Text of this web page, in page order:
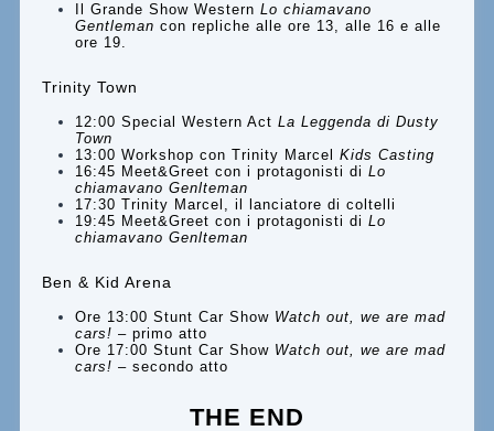
Il Grande Show Western Lo chiamavano
Gentleman con repliche alle ore 13, alle 16 e alle
ore 19.
Trinity Town
12:00 Special Western Act La Leggenda di Dusty
Town
13:00 Workshop con Trinity Marcel Kids Casting
16:45 Meet&Greet con i protagonisti di Lo
chiamavano Genlteman
17:30 Trinity Marcel, il lanciatore di coltelli
19:45 Meet&Greet con i protagonisti di Lo
chiamavano Genlteman
Ben & Kid Arena
Ore 13:00 Stunt Car Show Watch out, we are mad
cars! – primo atto
Ore 17:00 Stunt Car ShowWatch out, we are mad
cars! – secondo atto
THE END